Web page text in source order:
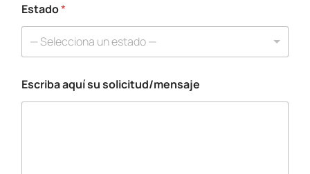
o
Estado*
— Selecciona un estado —
Escriba aquí su solicitud/mensaje